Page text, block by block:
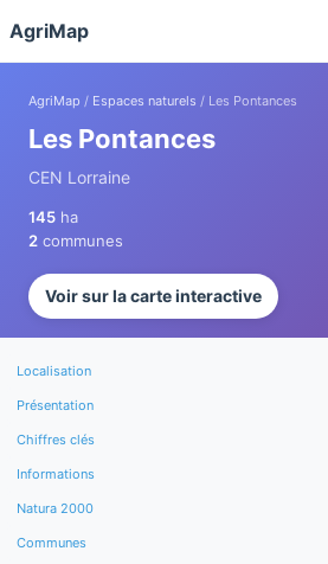
AgriMap
AgriMap / Espaces naturels / Les Pontances
Les Pontances
CEN Lorraine
145 ha
2 communes
Voir sur la carte interactive
Localisation
Présentation
Chiffres clés
Informations
Natura 2000
Communes